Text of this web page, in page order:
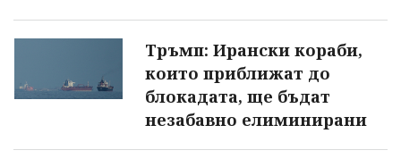
Тръмп: Ирански кораби,
които приближат до
блокадата, ще бъдат
незабавно елиминирани